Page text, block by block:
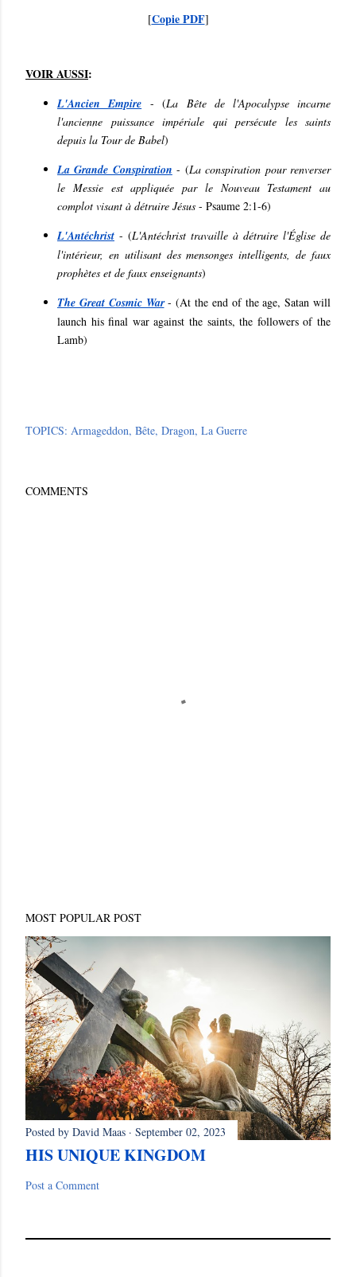
[Copie PDF]
VOIR AUSSI:
L'Ancien Empire - (La Bête de l'Apocalypse incarne
l'ancienne puissance impériale qui persécute les saints
depuis la Tour de Babel)
La Grande Conspiration - (La conspiration pour renverser
le Messie est appliquée par le Nouveau Testament au
complot visant à détruire Jésus - Psaume 2:1-6)
L'Antéchrist - (L'Antéchrist travaille à détruire l'Église de
l'intérieur, en utilisant des mensonges intelligents, de faux
prophètes et de faux enseignants)
The Great Cosmic War- (At the end of the age, Satan will
launch his final war against the saints, the followers of the
Lamb)
TOPICS: Armageddon Bête Dragon La Guerre
COMMENTS
MOST POPULAR POST
Posted by David Maas September 02, 2023
HIS UNIQUE KINGDOM
Post a Comment